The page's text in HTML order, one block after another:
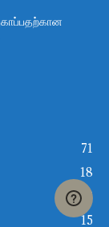
71
18
16
15